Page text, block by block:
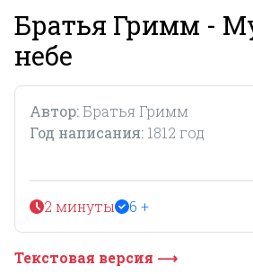
Братья Гримм -
небе
Автор: Братья Гримм
Год написания: 1812 год
2 минуты 6 +
Текстовая версия ⟶